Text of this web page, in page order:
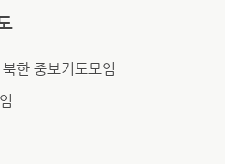
한 중보기도모임